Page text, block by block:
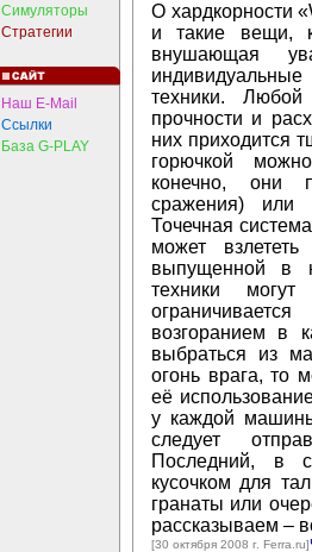
Симуляторы
Стратегии
Наш E-Mail
Ссылки
База G-PLAY
О хардкорности
и такие вещи,
внушающая
техники.
прочности и
них приходится
горючкой
конечно, они
сражения) или
Точечная
может
выпущенной в
техники
возгоранием в
выбраться из
огонь врага, то
её
у каждой
следует
Последний, в
кусочком для
гранаты или
рассказываем –
[30 октября 2008 г. Ferra.ru]